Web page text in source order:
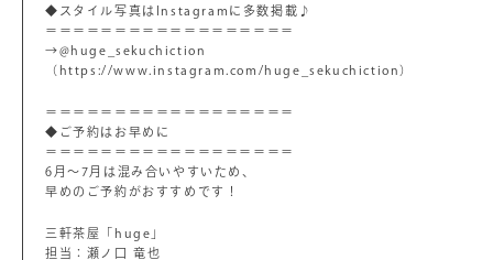
◆スタイル写真はInstagramに多数掲載♪
＝＝＝＝＝＝＝＝＝＝＝＝＝＝＝＝＝＝
→@huge_sekuchiction
（https://www.instagram.com/huge_sekuchiction）
＝＝＝＝＝＝＝＝＝＝＝＝＝＝＝＝＝＝
◆ご予約はお早めに
＝＝＝＝＝＝＝＝＝＝＝＝＝＝＝＝＝＝
6月～7月は混み合いやすいため、
早めのご予約がおすすめです！
三軒茶屋「huge」
担当：瀬ノ口 竜也